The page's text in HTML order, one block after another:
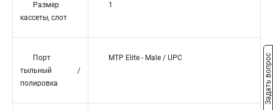
Размер
кассеты, слот
1
Порт
тыльный /
полировка
MTP Elite - Male / UPC Задать вопрос